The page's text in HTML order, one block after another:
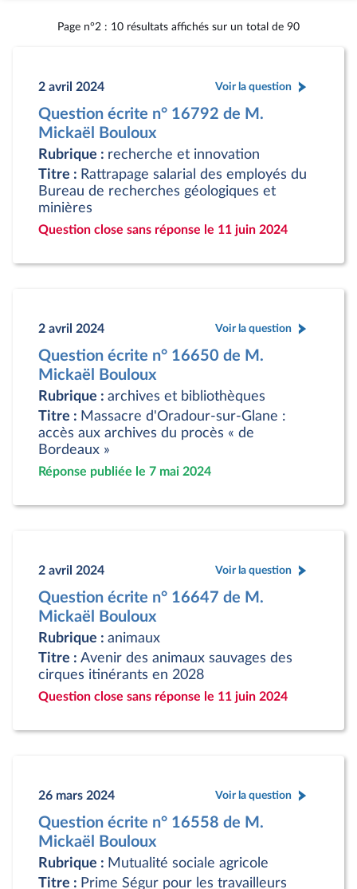
Page n°2 : 10 résultats affichés sur un total de 90
2 avril 2024 Voir la question
Question écrite n° 16792 de M.
Mickaël Bouloux
Rubrique : recherche et innovation
Titre : Rattrapage salarial des employés du
Bureau de recherches géologiques et
minières
Question close sans réponse le 11 juin 2024
2 avril 2024 Voir la question
Question écrite n° 16650 de M.
Mickaël Bouloux
Rubrique : archives et bibliothèques
Titre : Massacre d'Oradour-sur-Glane :
accès aux archives du procès « de
Bordeaux »
Réponse publiée le 7 mai 2024
2 avril 2024 Voir la question
Question écrite n° 16647 de M.
Mickaël Bouloux
Rubrique : animaux
Titre : Avenir des animaux sauvages des
cirques itinérants en 2028
Question close sans réponse le 11 juin 2024
26 mars 2024 Voir la question
Question écrite n° 16558 de M.
Mickaël Bouloux
Rubrique : Mutualité sociale agricole
Titre : Prime Ségur pour les travailleurs